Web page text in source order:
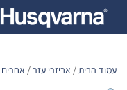
content
עמוד הבית/ אביזרי עזר/ אחרים